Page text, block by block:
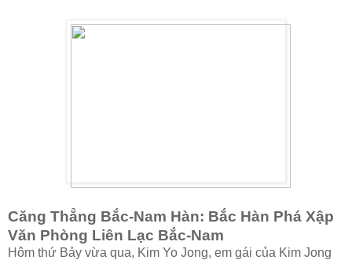
Căng Thẳng Bắc-Nam Hàn: Bắc Hàn Phá Xập
Văn Phòng Liên Lạc Bắc-Nam
Hôm thứ Bảy vừa qua, Kim Yo Jong, em gái của Kim Jong